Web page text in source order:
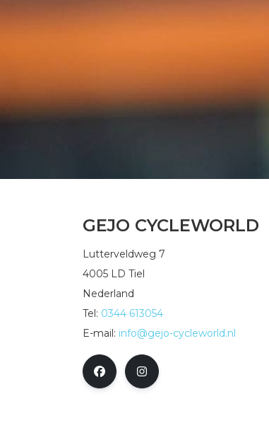
GEJO CYCLEWORLD
Lutterveldweg 7
4005 LD Tiel
Nederland
Tel: 0344 613054
E-mail: info@gejo-cycleworld.nl